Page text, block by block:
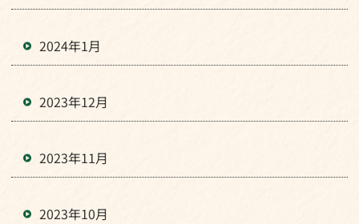
2024年1月
2023年12月
2023年11月
2023年10月